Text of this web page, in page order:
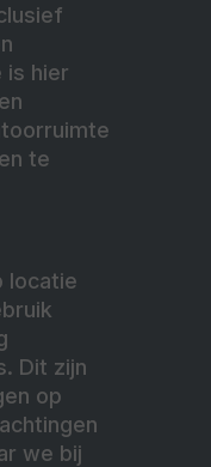
is hier
te
locatie
Dit zijn
op
we bij